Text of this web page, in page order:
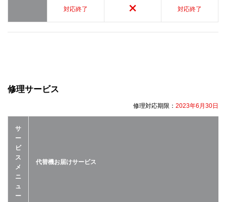
対応終了 対応終了
修理サービス
修理対応期限： 2023年6月30日
サ
ー
ビ
ス
メ
ニ
ュ
ー
代替機お届けサービス